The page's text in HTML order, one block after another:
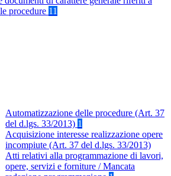
procedure 11
Automatizzazione delle procedure (Art. 37
del d.lgs. 33/2013) 1
Acquisizione interesse realizzazione opere
incompiute (Art. 37 del d.lgs. 33/2013)
Atti relativi alla programmazione di lavori,
opere, servizi e forniture / Mancata